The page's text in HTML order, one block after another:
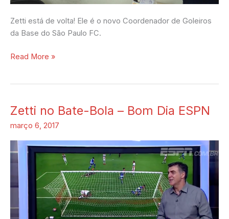
Zetti está de volta! Ele é o novo Coordenador de Goleiros
da Base do São Paulo FC.
Read More »
Zetti no Bate-Bola – Bom Dia ESPN
março 6, 2017
Zetti
Bola
Bom
ESPN